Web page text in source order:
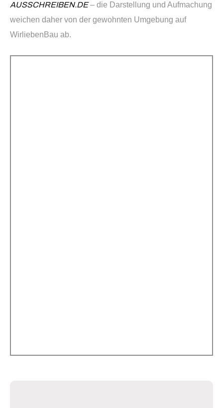
AUSSCHREIBEN.DE– die Darstellung und Aufmachung
weichen daher von der gewohnten Umgebung auf
WirliebenBau ab.